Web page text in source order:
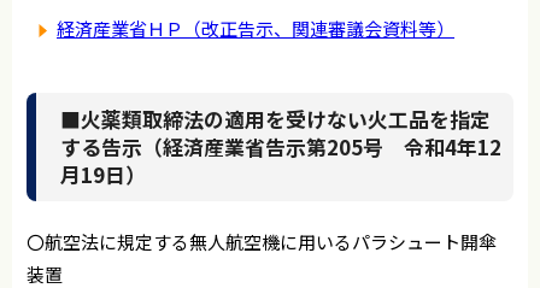
経済産業省ＨＰ（改正告示、関連審議会資料等）
■火薬類取締法の適用を受けない火工品を指定
する告示（経済産業省告示第205号 令和4年12
月19日）
〇航空法に規定する無人航空機に用いるパラシュート開傘
装置